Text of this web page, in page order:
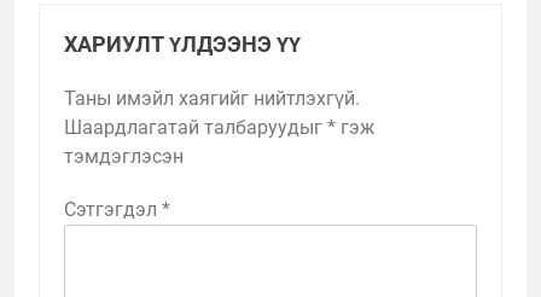
ХАРИУЛТ ҮЛДЭЭНЭ ҮҮ
Таны имэйл хаягийг нийтлэхгүй.
Шаардлагатай талбаруудыг * гэж
тэмдэглэсэн
Сэтгэгдэл *